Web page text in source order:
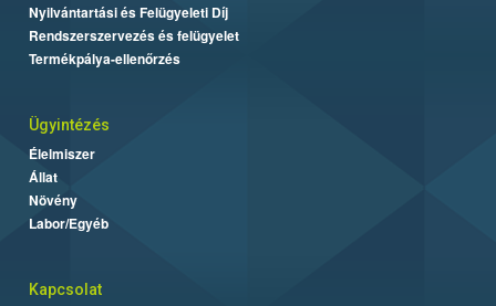
Nyilvántartási és Felügyeleti Díj
Rendszerszervezés és felügyelet
Termékpálya-ellenőrzés
Ügyintézés
Élelmiszer
Állat
Növény
Labor/Egyéb
Kapcsolat